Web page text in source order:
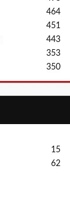
464
451
443
353
350
15
62